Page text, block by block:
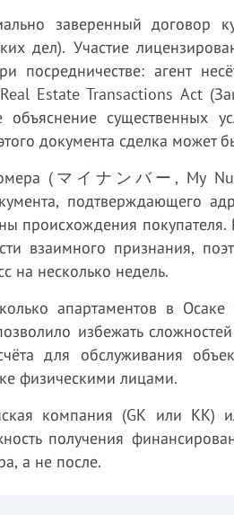
заверенный договор
дел). Участие
агент
Estate Transactions Act
объяснение существенных
документа сделка может
(マイナンバー, My
подтверждающего
происхождения
взаимного признания,
на несколько недель.
апартаментов в Осаке
избежать
для обслуживания
физическими лицами.
компания (GK или KK)
получения
а не после.